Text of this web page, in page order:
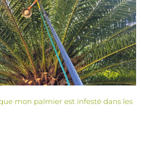
mon palmier est infesté dans les